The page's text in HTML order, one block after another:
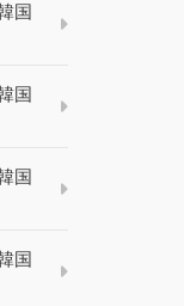
国
国
国
国